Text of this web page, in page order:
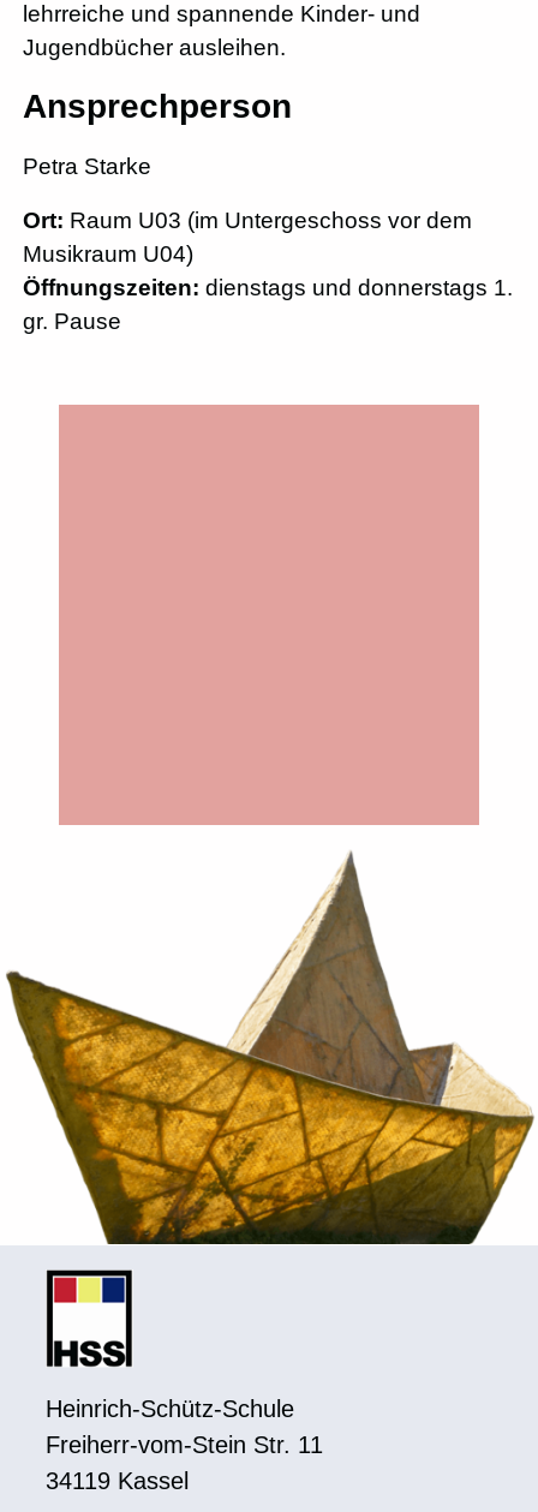
lehrreiche und spannende Kinder- und
Jugendbücher ausleihen.
Ansprechperson
Petra Starke
Ort: Raum U03 (im Untergeschoss vor dem
Musikraum U04)
Öffnungszeiten: dienstags und donnerstags 1.
gr. Pause
Heinrich-Schütz-Schule
Freiherr-vom-Stein Str. 11
34119 Kassel